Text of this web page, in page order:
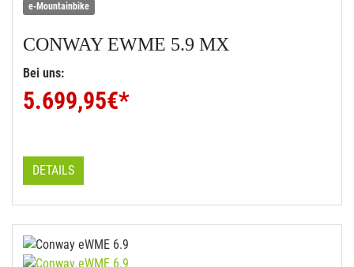
e-Mountainbike
CONWAYEWME 5.9 MX
Bei uns:
5.699,95€*
DETAILS